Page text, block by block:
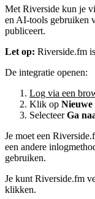
Met Riverside kun je
en AI-tools gebruiken
publiceert.
Let op: Riverside.fm
De integratie openen:
Log via een
Klik op Nieuwe
SelecteerGa
Je moet een
een andere
gebruiken.
Je kunt Riverside.fm
klikken.